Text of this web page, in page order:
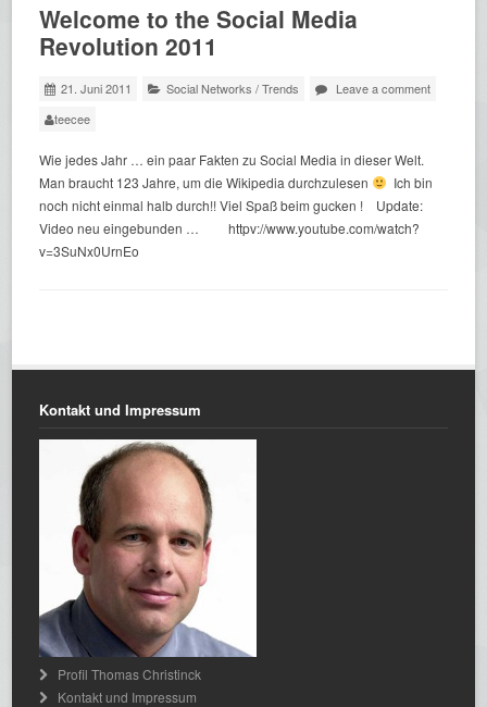
Welcome to the Social Media
Revolution 2011
21. Juni 2011 Social Networks /Trends
Leave a comment
teecee
Wie jedes Jahr … ein paar Fakten zu Social Media in dieser Welt.
Man braucht 123 Jahre, um die Wikipedia durchzulesen
Ich bin
noch nicht einmal halb durch!! Viel Spaß beim gucken ! Update:
Video neu eingebunden … httpv://www.youtube.com/watch?
v=3SuNx0UrnEo
Kontakt und Impressum
Profil Thomas Christinck
Kontakt und Impressum